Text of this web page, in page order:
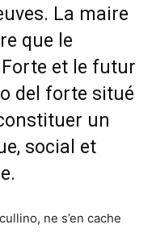
La maire
que le
et le futur
del forte situé
un
social et
ne s’en cache